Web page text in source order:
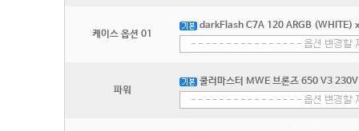
케이스 옵션 01
darkFlash C7A 120 ARGB (WHITE)
파워
쿨러마스터 MWE 브론즈 650 V3